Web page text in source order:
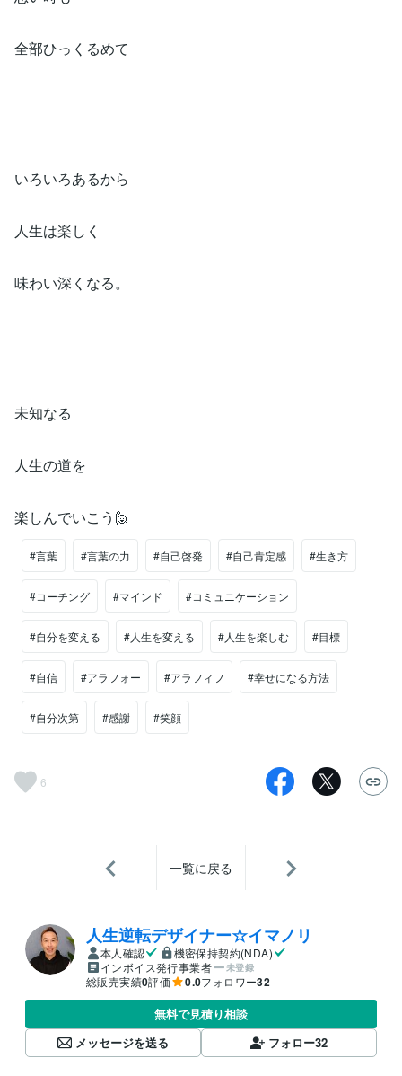
全部ひっくるめて⁡
いろいろあるから⁡
人生は楽しく⁡
味わい深くなる。⁡
未知なる⁡
人生の道を⁡
楽しんでいこう🙋⁡
#言葉 #言葉の力 #自己啓発 #自己肯定感 #生き方
#コーチング #マインド #コミュニケーション
#自分を変える #人生を変える #人生を楽しむ #目標
#自信 #アラフォー #アラフィフ #幸せになる方法
#自分次第 #感謝 #笑顔
6
一覧に戻る
人生逆転デザイナー☆イマノリ
本人確認
機密保持契約(NDA)
インボイス発行事業者
未登録
総販売実績0評価 0.0フォロワー32
無料で見積り相談
メッセージを送る
フォロー32